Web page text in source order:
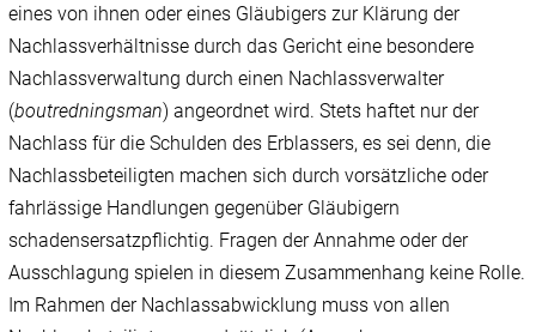
eines von ihnen oder eines Gläubigers zur Klärung der
Nachlassverhältnisse durch das Gericht eine besondere
Nachlassverwaltung durch einen Nachlassverwalter
(boutredningsman) angeordnet wird. Stets haftet nur der
Nachlass für die Schulden des Erblassers, es sei denn, die
Nachlassbeteiligten machen sich durch vorsätzliche oder
fahrlässige Handlungen gegenüber Gläubigern
schadensersatzpflichtig. Fragen der Annahme oder der
Ausschlagung spielen in diesem Zusammenhang keine Rolle.
Im Rahmen der Nachlassabwicklung muss von allen